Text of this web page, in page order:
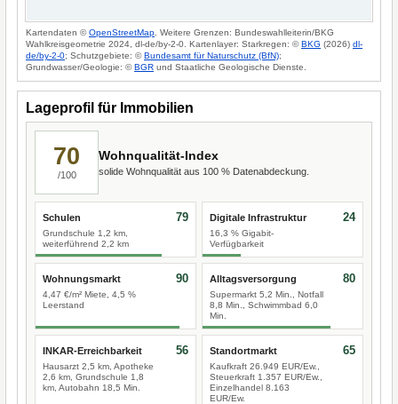
Kartendaten ©OpenStreetMap . Weitere Grenzen: Bundeswahlleiterin/BKG
Wahlkreisgeometrie 2024, dl-de/by-2-0. Kartenlayer: Starkregen: ©BKG (2026) dl-
de/by-2-0; Schutzgebiete: ©Bundesamt für Naturschutz (BfN);
Grundwasser/Geologie: ©BGR und Staatliche Geologische Dienste.
Lageprofil für Immobilien
70
/100
Wohnqualität-Index
solide Wohnqualität aus 100 % Datenabdeckung.
Schulen
Grundschule 1,2 km,
weiterführend 2,2 km
79 Digitale Infrastruktur
16,3 % Gigabit-
Verfügbarkeit
24
Wohnungsmarkt
4,47 €/m² Miete, 4,5 %
Leerstand
90 Alltagsversorgung
Supermarkt 5,2 Min., Notfall
8,8 Min., Schwimmbad 6,0
Min.
80
INKAR-Erreichbarkeit
Hausarzt 2,5 km, Apotheke
2,6 km, Grundschule 1,8
km, Autobahn 18,5 Min.
56 Standortmarkt
Kaufkraft 26.949 EUR/Ew.,
Steuerkraft 1.357 EUR/Ew.,
Einzelhandel 8.163
EUR/Ew.
65